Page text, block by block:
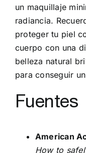
un maquillaje
radiancia.
proteger tu piel
cuerpo con una
belleza natural
para conseguir
Fuentes
American
How to